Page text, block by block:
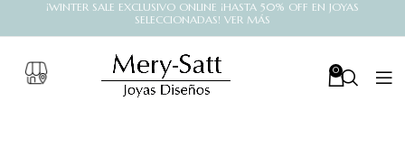
¡WINTER SALE EXCLUSIVO ONLINE ¡HASTA 50% OFF EN JOYAS
SELECCIONADAS! VER MÁS
0